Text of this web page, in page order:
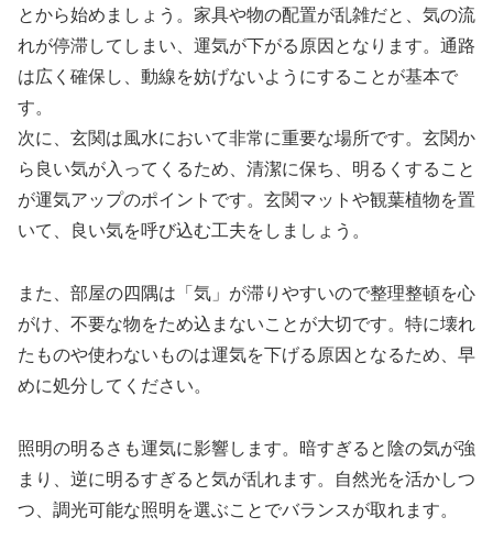
とから始めましょう。家具や物の配置が乱雑だと、気の流
れが停滞してしまい、運気が下がる原因となります。通路
は広く確保し、動線を妨げないようにすることが基本で
す。
次に、玄関は風水において非常に重要な場所です。玄関か
ら良い気が入ってくるため、清潔に保ち、明るくすること
が運気アップのポイントです。玄関マットや観葉植物を置
いて、良い気を呼び込む工夫をしましょう。
また、部屋の四隅は「気」が滞りやすいので整理整頓を心
がけ、不要な物をため込まないことが大切です。特に壊れ
たものや使わないものは運気を下げる原因となるため、早
めに処分してください。
照明の明るさも運気に影響します。暗すぎると陰の気が強
まり、逆に明るすぎると気が乱れます。自然光を活かしつ
つ、調光可能な照明を選ぶことでバランスが取れます。